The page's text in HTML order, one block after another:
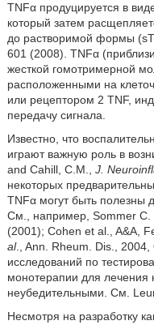
TNFα продуцируется в
который затем
до растворимой формы
601 (2008). TNFα
жесткой гомотримерной
расположенными на
или рецептором 2 TNF,
передачу сигнала.
Известно, что
играют важную роль в
and Cahill, C.M., J.
некоторых
TNFα могут быть полезны
См., например, Sommer C.
(2001); Cohen et al., A&A,
al., Ann. Rheum. Dis., 2004,
исследований по
монотерапии для лечения
неубедительными. См.
Несмотря на разработку